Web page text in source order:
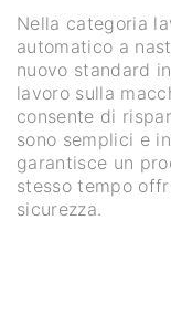
Nella categoria
automatico a
nuovo standard
lavoro sulla
consente di
sono semplici e
garantisce un
stesso tempo
sicurezza.